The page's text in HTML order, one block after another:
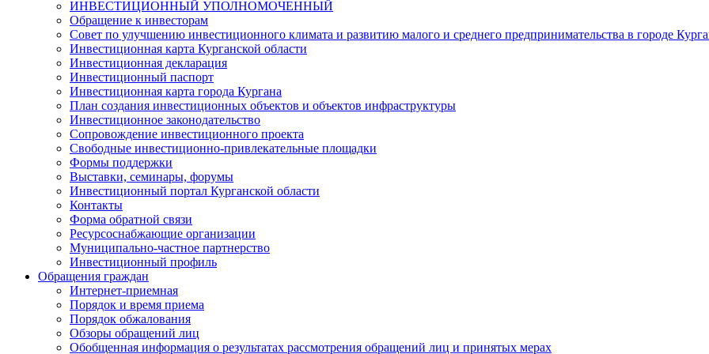
ИНВЕСТИЦИОННЫЙ УПОЛНОМОЧЕННЫЙ
Обращение к инвесторам
Совет по улучшению инвестиционного климата и развитию малого и среднего предпринимательства в городе
Инвестиционная карта Курганской области
Инвестиционная декларация
Инвестиционный паспорт
Инвестиционная карта города Кургана
План создания инвестиционных объектов и объектов инфраструктуры
Инвестиционное законодательство
Сопровождение инвестиционного проекта
Свободные инвестиционно-привлекательные площадки
Формы поддержки
Выставки, семинары, форумы
Инвестиционный портал Курганской области
Контакты
Форма обратной связи
Ресурсоснабжающие организации
Муниципально-частное партнерство
Инвестиционный профиль
Обращения граждан
Интернет-приемная
Порядок и время приема
Порядок обжалования
Обзоры обращений лиц
Обобщенная информация о результатах рассмотрения обращений лиц и принятых мерах